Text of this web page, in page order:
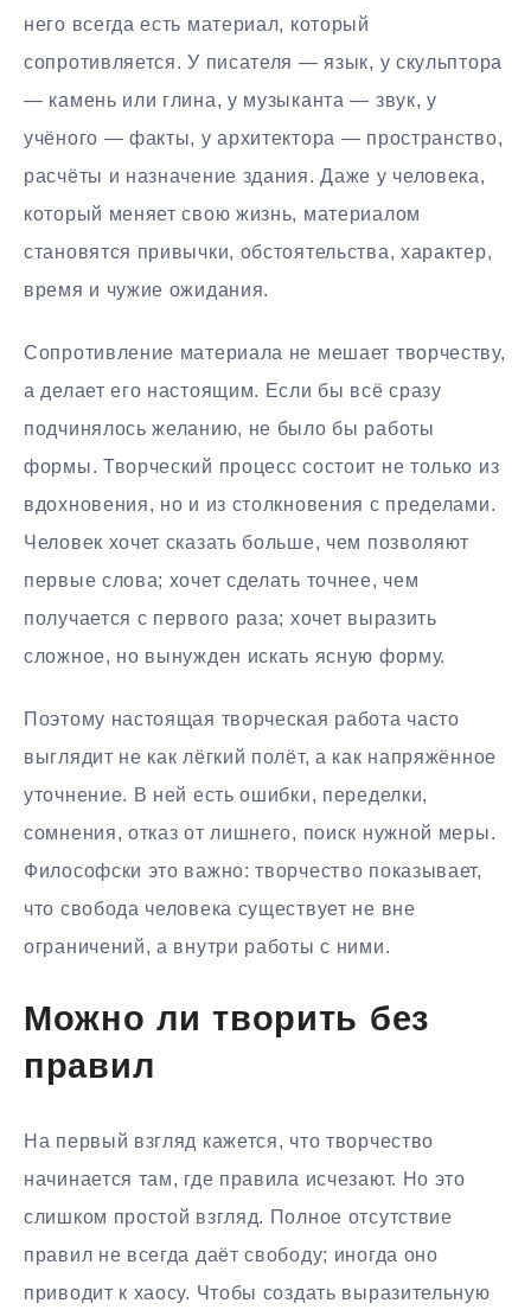
него всегда есть материал, который
сопротивляется. У писателя — язык, у скульптора
— камень или глина, у музыканта — звук, у
учёного — факты, у архитектора — пространство,
расчёты и назначение здания. Даже у человека,
который меняет свою жизнь, материалом
становятся привычки, обстоятельства, характер,
время и чужие ожидания.
Сопротивление материала не мешает творчеству,
а делает его настоящим. Если бы всё сразу
подчинялось желанию, не было бы работы
формы. Творческий процесс состоит не только из
вдохновения, но и из столкновения с пределами.
Человек хочет сказать больше, чем позволяют
первые слова; хочет сделать точнее, чем
получается с первого раза; хочет выразить
сложное, но вынужден искать ясную форму.
Поэтому настоящая творческая работа часто
выглядит не как лёгкий полёт, а как напряжённое
уточнение. В ней есть ошибки, переделки,
сомнения, отказ от лишнего, поиск нужной меры.
Философски это важно: творчество показывает,
что свобода человека существует не вне
ограничений, а внутри работы с ними.
Можно ли творить без
правил
На первый взгляд кажется, что творчество
начинается там, где правила исчезают. Но это
слишком простой взгляд. Полное отсутствие
правил не всегда даёт свободу; иногда оно
приводит к хаосу. Чтобы создать выразительную